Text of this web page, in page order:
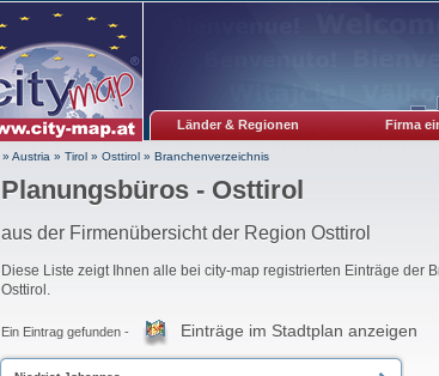
Länder & Regionen Firma
» Austria » Tirol» Osttirol» Branchenverzeichnis
Planungsbüros - Osttirol
aus der Firmenübersicht der Region Osttirol
Diese Liste zeigt Ihnen alle bei city-map registrierten Einträge der
Osttirol.
Ein Eintrag gefunden - Einträge im Stadtplan anzeigen